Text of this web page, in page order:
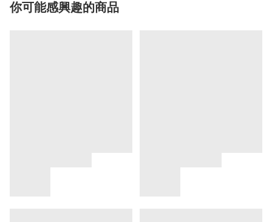
你可能感興趣的商品